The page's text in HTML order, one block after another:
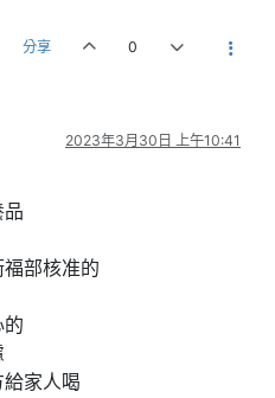
分享 0
2023年3月30日 上午10:41
部核准的
家人喝